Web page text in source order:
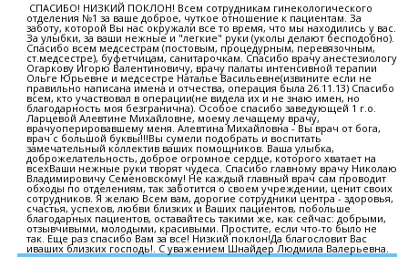
СПАСИБО! НИЗКИЙ ПОКЛОН! Всем сотрудникам гинекологического
отделения №1 за ваше доброе, чуткое отношение к пациентам. За
заботу, которой Вы нас окружали все то время, что мы находились у вас.
За улыбки, за ваши нежные и "легкие" руки (уколы делают бесподобно).
Спасибо всем медсестрам (постовым, процедурным, перевязочным,
ст.медсестре), буфетчицам, санитарочкам. Спасибо врачу анестезиологу
Огаркову Игорю Валентиновичу, врачу палаты интенсивной терапии
Ольге Юрьевне и медсестре Наталье Васильевне(извините если не
правильно написана имена и отчества, операция была 26.11.13) Спасибо
всем, кто участвовал в операции(не видела их и не знаю имен, но
благодарность моя безгранична). Особое спасибо заведующей 1 г.о.
Ларцевой Алевтине Михайловне, моему лечащему врачу,
врачуоперировавшему меня. Алевтина Михайловна - Вы врач от бога,
врач с большой буквы!!!Вы сумели подобрать и воспитать
замечательный коллектив ваших помощников. Ваша улыбка,
доброжелательность, доброе огромное сердце, которого хватает на
всехВаши нежные руки творят чудеса. Спасибо главному врачу Николаю
Владимировичу Семеновскому! Не каждый главный врач сам проводит
обходы по отделениям, так заботится о своем учреждении, ценит своих
сотрудников. Я желаю Всем вам, дорогие сотрудники центра - здоровья,
счастья, успехов, любви близких и Ваших пациентов, побольше
благодарных пациентов, оставайтесь такими же, как сейчас: добрыми,
отзывчивыми, молодыми, красивыми. Простите, если что-то было не
так. Еще раз спасибо Вам за все! Низкий поклон!Да благословит Вас
иваших близких господь!. С уважением Шнайдер Людмила Валерьевна.